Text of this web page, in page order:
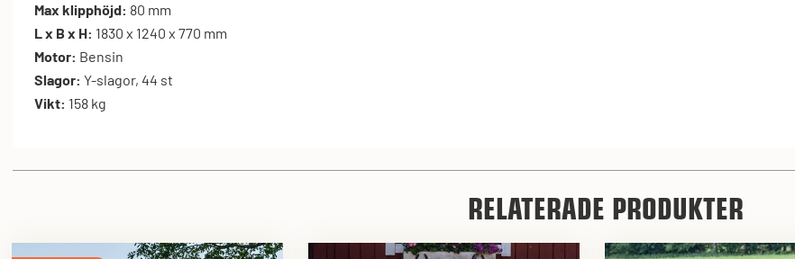
Max klipphöjd: 80 mm
L x B x H: 1830 x 1240 x 770 mm
Motor: Bensin
Slagor: Y-slagor, 44 st
Vikt: 158 kg
RELATERADE PRODUKTER